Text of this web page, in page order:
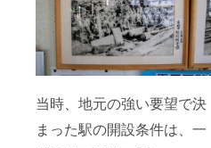
当時、地元の強い要望で決
まった駅の開設条件は、一